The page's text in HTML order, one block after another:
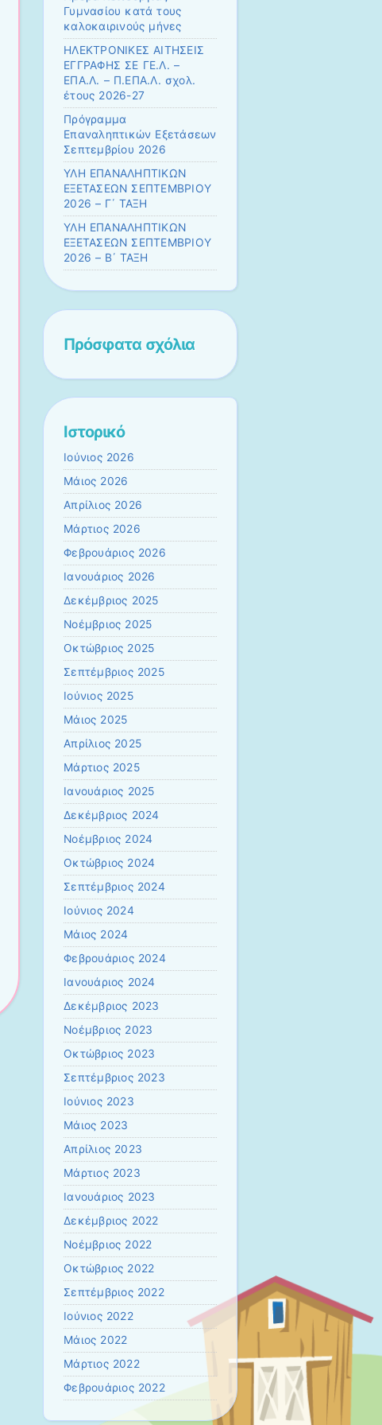
Γυμνασίου κατά τους
καλοκαιρινούς μήνες
ΗΛΕΚΤΡΟΝΙΚΕΣ ΑΙΤΗΣΕΙΣ
ΕΓΓΡΑΦΗΣ ΣΕ ΓΕ.Λ. –
ΕΠΑ.Λ. – Π.ΕΠΑ.Λ. σχολ.
έτους 2026-27
Πρόγραμμα
Επαναληπτικών Εξετάσεων
Σεπτεμβρίου 2026
ΥΛΗ ΕΠΑΝΑΛΗΠΤΙΚΩΝ
ΕΞΕΤΑΣΕΩΝ ΣΕΠΤΕΜΒΡΙΟΥ
2026 – Γ΄ ΤΑΞΗ
ΥΛΗ ΕΠΑΝΑΛΗΠΤΙΚΩΝ
ΕΞΕΤΑΣΕΩΝ ΣΕΠΤΕΜΒΡΙΟΥ
2026 – Β΄ ΤΑΞΗ
Πρόσφατα σχόλια
Ιστορικό
Ιούνιος 2026
Μάιος 2026
Απρίλιος 2026
Μάρτιος 2026
Φεβρουάριος 2026
Ιανουάριος 2026
Δεκέμβριος 2025
Νοέμβριος 2025
Οκτώβριος 2025
Σεπτέμβριος 2025
Ιούνιος 2025
Μάιος 2025
Απρίλιος 2025
Μάρτιος 2025
Ιανουάριος 2025
Δεκέμβριος 2024
Νοέμβριος 2024
Οκτώβριος 2024
Σεπτέμβριος 2024
Ιούνιος 2024
Μάιος 2024
Φεβρουάριος 2024
Ιανουάριος 2024
Δεκέμβριος 2023
Νοέμβριος 2023
Οκτώβριος 2023
Σεπτέμβριος 2023
Ιούνιος 2023
Μάιος 2023
Απρίλιος 2023
Μάρτιος 2023
Ιανουάριος 2023
Δεκέμβριος 2022
Νοέμβριος 2022
Οκτώβριος 2022
Σεπτέμβριος 2022
Ιούνιος 2022
Μάιος 2022
Μάρτιος 2022
Φεβρουάριος 2022